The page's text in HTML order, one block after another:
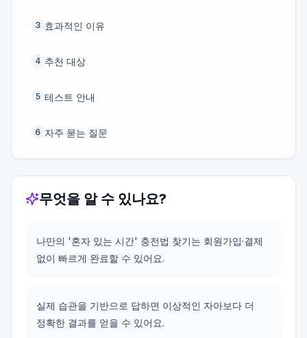
3 효과적인 이유
4 추천 대상
5 테스트 안내
6 자주 묻는 질문
무엇을 알 수 있나요?
나만의 '혼자 있는 시간' 충전법 찾기는 회원가입·결제
없이 빠르게 완료할 수 있어요.
실제 습관을 기반으로 답하면 이상적인 자아보다 더
정확한 결과를 얻을 수 있어요.